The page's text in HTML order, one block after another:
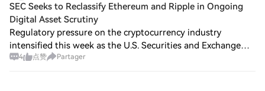
SEC Seeks to Reclassify Ethereum and Ripple in Ongoing
Digital Asset Scrutiny
Regulatory pressure on the cryptocurrency industry
intensified this week as the U.S. Securities and Exchange
Commission reportedly advanced discussions regarding the
4 点赞 Partager